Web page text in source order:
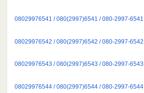
08029976541 / 080(2997)6541 / 080-2997-6541
08029976542 / 080(2997)6542 / 080-2997-6542
08029976543 / 080(2997)6543 / 080-2997-6543
08029976544 / 080(2997)6544 / 080-2997-6544